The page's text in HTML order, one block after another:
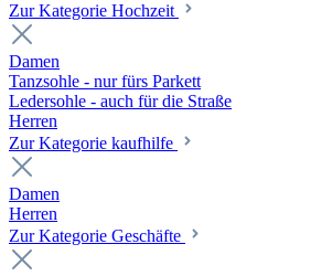
Zur Kategorie Hochzeit
Damen
Tanzsohle - nur fürs Parkett
Ledersohle - auch für die Straße
Herren
Zur Kategorie kaufhilfe
Damen
Herren
Zur Kategorie Geschäfte